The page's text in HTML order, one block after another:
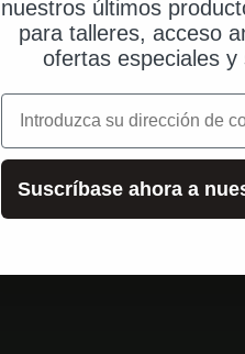
nuestros últimos
para talleres, acceso
ofertas especiales y
correo electrónico
Suscríbase ahora a